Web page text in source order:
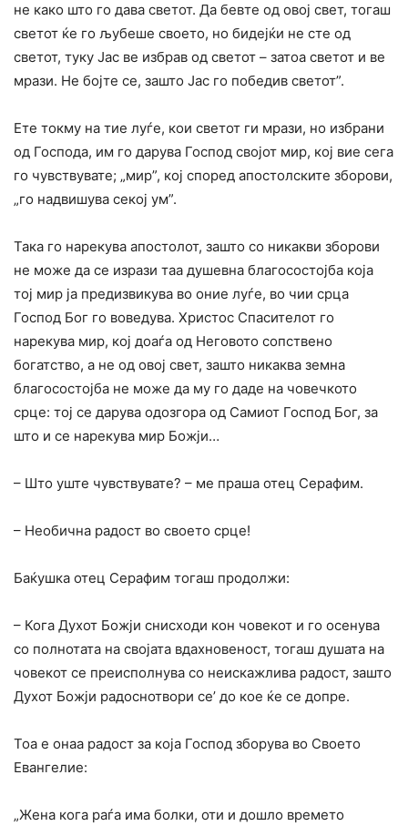
не како што го дава светот. Да бевте од овој свет, тогаш
светот ќе го љубеше своето, но бидејќи не сте од
светот, туку Јас ве избрав од светот – затоа светот и ве
мрази. He бојте се, зашто Јас го победив светот”.
Ете токму на тие луѓе, кои светот ги мрази, но избрани
од Господа, им го дарува Господ својот мир, кој вие сега
го чувствувате; „мир”, кој според апостолските зборови,
„го надвишува секој ум”.
Така го нарекува апостолот, зашто co никакви зборови
не може да се изрази таа душевна благосостојба која
тој мир ја предизвикува во оние луѓе, во чии срца
Господ Бог го воведува. Христос Спасителот го
нарекува мир, кој доаѓа од Неговото сопствено
богатство, а не од овој свет, зашто никаква земна
благосостојба не може да му го даде на човечкото
срце: тој се дарува одозгора од Самиот Господ Бог, за
што и се нарекува мир Божји…
– Што уште чувствувате? – ме праша отец Серафим.
– Необична радост во своето срце!
Баќушка отец Серафим тогаш продолжи:
– Кога Духот Божји снисходи кон човекот и го осенува
co полнотата на својата вдахновеност, тогаш душата на
човекот се преисполнува co неискажлива радост, зашто
Духот Божји радоснотвори се’ до кое ќе се допре.
Тоа е онаа радост за која Господ зборува во Своето
Евангелие:
„Жена кога раѓа има болки, оти и дошло времето